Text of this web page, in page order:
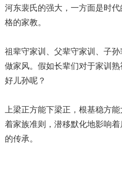
河东裴氏的强大，一方面是时
格的家教。
祖辈守家训、父辈守家训、子
做家风。假如长辈们对于家训
好儿孙呢？
上梁正方能下梁正，根基稳方
着家族准则，潜移默化地影响
的传承。